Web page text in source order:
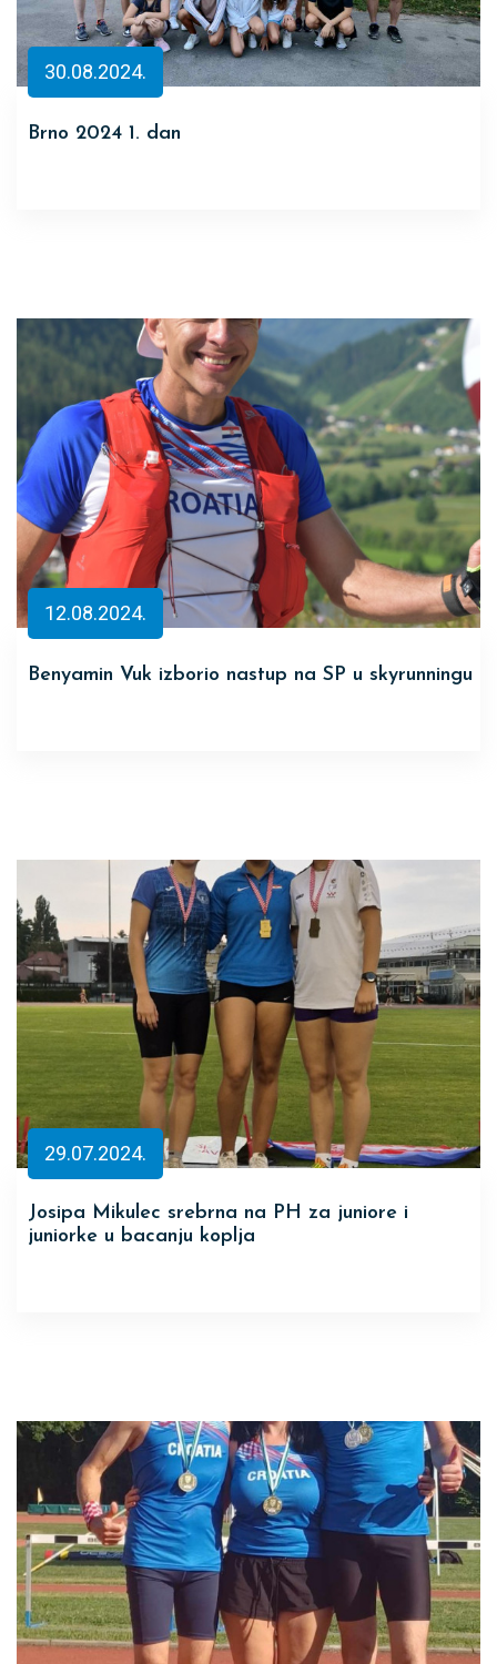
30.08.2024.
Brno 2024 1. dan
12.08.2024.
Benyamin Vuk izborio nastup na SP u skyrunningu
29.07.2024.
Josipa Mikulec srebrna na PH za juniore i
juniorke u bacanju koplja